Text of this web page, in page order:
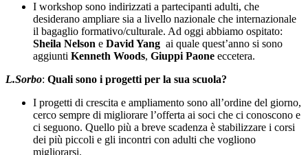
I workshop sono indirizzati a partecipanti adulti, che
desiderano ampliare sia a livello nazionale che internazionale
il bagaglio formativo/culturale. Ad oggi abbiamo ospitato:
Sheila Nelson e David Yang ai quale quest’anno si sono
aggiunti Kenneth Woods, Giuppi Paone eccetera.
L.Sorbo: Quali sono i progetti per la sua scuola?
I progetti di crescita e ampliamento sono all’ordine del giorno,
cerco sempre di migliorare l’offerta ai soci che ci conoscono e
ci seguono. Quello più a breve scadenza è stabilizzare i corsi
dei più piccoli e gli incontri con adulti che vogliono
migliorarsi.